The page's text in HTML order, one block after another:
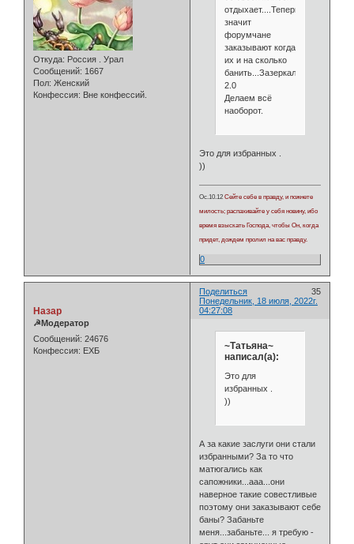
Откуда: Россия . Урал
Сообщений: 1667
Пол: Женский
Конфессия: Вне конфессий.
отдыхает....Теперь
значит
форумчане
заказывают когда
их и на сколько
банить...Зазеркалье
2.0
Делаем всё
наоборот.
Это для избранных .
))
Ос.10.12Сейте себе в правду, и пожнете
милость; распахивайте у себя новину, ибо
время взыскать Господа, чтобы Он, когда
придет, дождем пролил на вас правду.
0
Поделиться
35
Понедельник, 18 июля, 2022г.
04:27:08
Назар
☭Модератор
Сообщений: 24676
Конфессия: ЕХБ
~Татьяна~
написал(а):
Это для
избранных .
))
А за какие заслуги они стали
избранными? За то что
матюгались как
сапожники...ааа...они
наверное такие совестливые
поэтому они заказывают себе
баны? Забаньте
меня...забаньте... я требую -